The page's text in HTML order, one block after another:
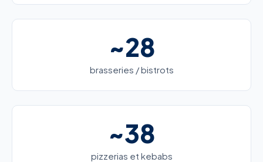
~28
brasseries / bistrots
~38
pizzerias et kebabs